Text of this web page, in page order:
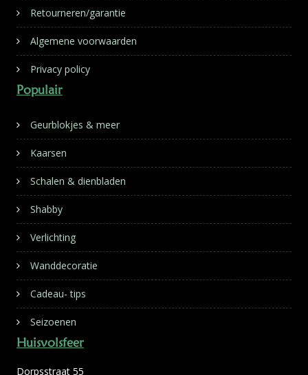
Retourneren/garantie
Algemene voorwaarden
Privacy policy
Populair
Geurblokjes & meer
Kaarsen
Schalen & dienbladen
Shabby
Verlichting
Wanddecoratie
Cadeau- tips
Seizoenen
Huisvolsfeer
Dorpsstraat 55